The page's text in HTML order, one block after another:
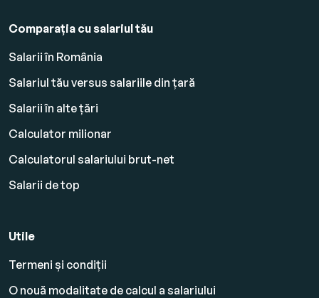
Comparația cu salariul tău
Salarii în România
Salariul tău versus salariile din țară
Salarii în alte țări
Calculator milionar
Calculatorul salariului brut-net
Salarii de top
Utile
Termeni și condiții
O nouă modalitate de calcul a salariului